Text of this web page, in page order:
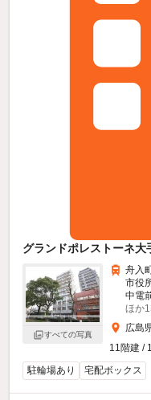
グランドポレストーネ
すべての写真
舟入
市役
中電
ほか
広島
11階建 /
駐輪場あり
宅配ボックス